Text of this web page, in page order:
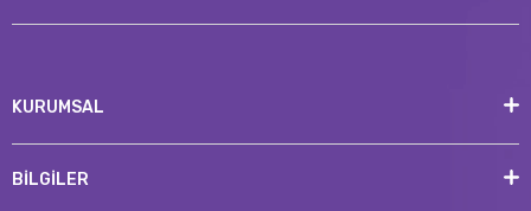
KURUMSAL
BİLGİLER